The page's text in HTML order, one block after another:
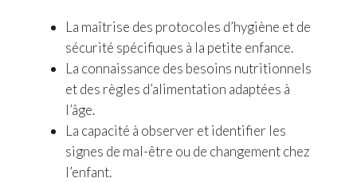
La maîtrise des protocoles d’hygiène et de
sécurité spécifiques à la petite enfance.
La connaissance des besoins nutritionnels
et des règles d’alimentation adaptées à
l’âge.
La capacité à observer et identifier les
signes de mal-être ou de changement chez
l’enfant.